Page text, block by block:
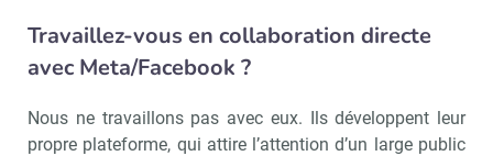
Travaillez-vous en collaboration directe
avec Meta/Facebook ?
Nous ne travaillons pas avec eux. Ils développent leur
propre plateforme, qui attire l’attention d’un large public